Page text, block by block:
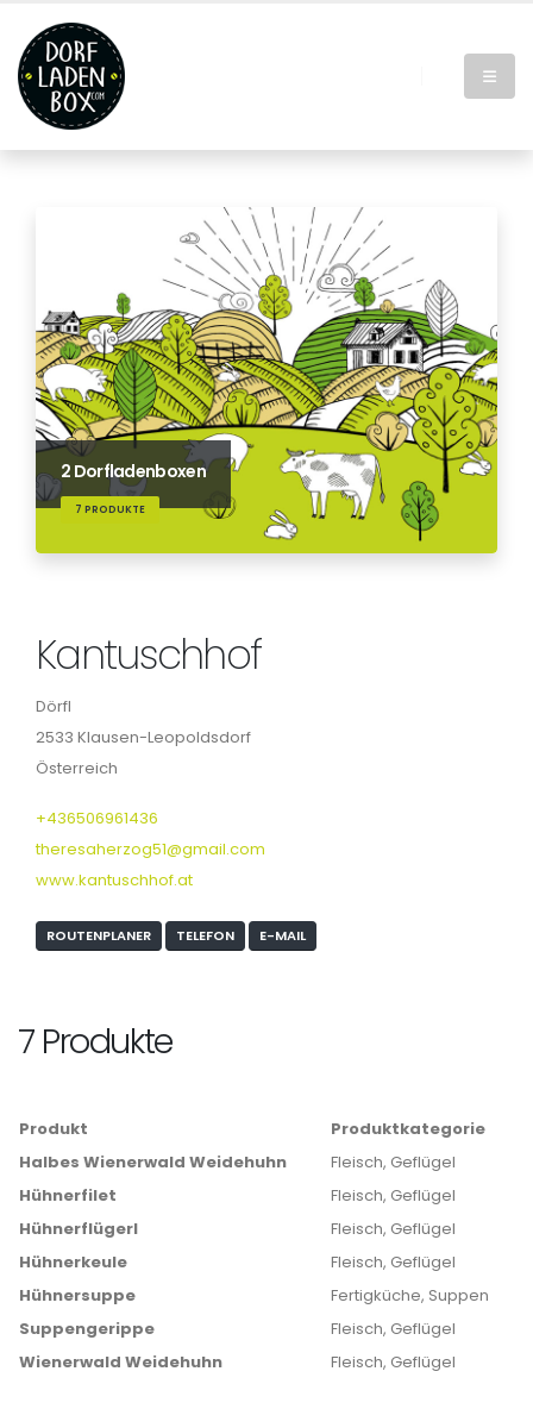
2 Dorfladenboxen
7 PRODUKTE
Kantuschhof
Dörfl
2533 Klausen-Leopoldsdorf
Österreich
+436506961436
theresaherzog51@gmail.com
www.kantuschhof.at
ROUTENPLANER TELEFON E-MAIL
7 Produkte
Produkt
Produktkategorie
Halbes Wienerwald Weidehuhn
Fleisch, Geflügel
Hühnerfilet
Fleisch, Geflügel
Hühnerflügerl
Fleisch, Geflügel
Hühnerkeule
Fleisch, Geflügel
Hühnersuppe
Fertigküche, Suppen
Suppengerippe
Fleisch, Geflügel
Wienerwald Weidehuhn
Fleisch, Geflügel